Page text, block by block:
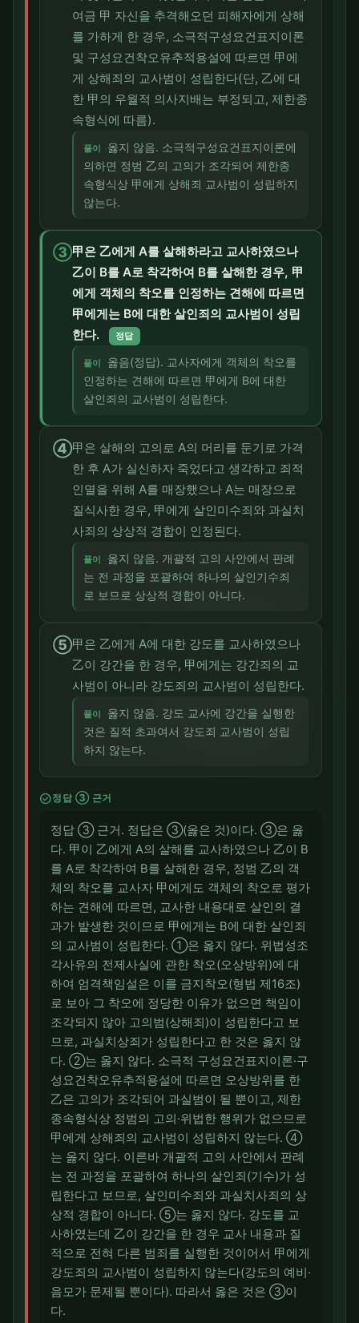
여금 甲 자신을 추격해오던 피해자에게 상해
를 가하게 한 경우, 소극적구성요건표지이론
및 구성요건착오유추적용설에 따르면 甲에
게 상해죄의 교사범이 성립한다(단, 乙에 대
한 甲의 우월적 의사지배는 부정되고, 제한종
속형식에 따름).
풀이
옳지 않음. 소극적구성요건표지이론에
의하면 정범 乙의 고의가 조각되어 제한종
속형식상 甲에게 상해죄 교사범이 성립하지
않는다.
③甲은 乙에게 A를 살해하라고 교사하였으나
乙이 B를 A로 착각하여 B를 살해한 경우, 甲
에게 객체의 착오를 인정하는 견해에 따르면
甲에게는 B에 대한 살인죄의 교사범이 성립
한다.
정답
풀이
옳음(정답). 교사자에게 객체의 착오를
인정하는 견해에 따르면 甲에게 B에 대한
살인죄의 교사범이 성립한다.
④甲은 살해의 고의로 A의 머리를 둔기로 가격
한 후 A가 실신하자 죽었다고 생각하고 죄적
인멸을 위해 A를 매장했으나 A는 매장으로
질식사한 경우, 甲에게 살인미수죄와 과실치
사죄의 상상적 경합이 인정된다.
풀이
옳지 않음. 개괄적 고의 사안에서 판례
는 전 과정을 포괄하여 하나의 살인기수죄
로 보므로 상상적 경합이 아니다.
⑤甲은 乙에게 A에 대한 강도를 교사하였으나
乙이 강간을 한 경우, 甲에게는 강간죄의 교
사범이 아니라 강도죄의 교사범이 성립한다.
풀이
옳지 않음. 강도 교사에 강간을 실행한
것은 질적 초과여서 강도죄 교사범이 성립
하지 않는다.
check_circle정답 ③ 근거
정답 ③ 근거. 정답은 ③(옳은 것)이다. ③은 옳
다. 甲이 乙에게 A의 살해를 교사하였으나 乙이 B
를 A로 착각하여 B를 살해한 경우, 정범 乙의 객
체의 착오를 교사자 甲에게도 객체의 착오로 평가
하는 견해에 따르면, 교사한 내용대로 살인의 결
과가 발생한 것이므로 甲에게는 B에 대한 살인죄
의 교사범이 성립한다. ①은 옳지 않다. 위법성조
각사유의 전제사실에 관한 착오(오상방위)에 대
하여 엄격책임설은 이를 금지착오(형법 제16조)
로 보아 그 착오에 정당한 이유가 없으면 책임이
조각되지 않아 고의범(상해죄)이 성립한다고 보
므로, 과실치상죄가 성립한다고 한 것은 옳지 않
다. ②는 옳지 않다. 소극적 구성요건표지이론·구
성요건착오유추적용설에 따르면 오상방위를 한
乙은 고의가 조각되어 과실범이 될 뿐이고, 제한
종속형식상 정범의 고의·위법한 행위가 없으므로
甲에게 상해죄의 교사범이 성립하지 않는다. ④
는 옳지 않다. 이른바 개괄적 고의 사안에서 판례
는 전 과정을 포괄하여 하나의 살인죄(기수)가 성
립한다고 보므로, 살인미수죄와 과실치사죄의 상
상적 경합이 아니다. ⑤는 옳지 않다. 강도를 교
사하였는데 乙이 강간을 한 경우 교사 내용과 질
적으로 전혀 다른 범죄를 실행한 것이어서 甲에게
강도죄의 교사범이 성립하지 않는다(강도의 예비·
음모가 문제될 뿐이다). 따라서 옳은 것은 ③이
다.